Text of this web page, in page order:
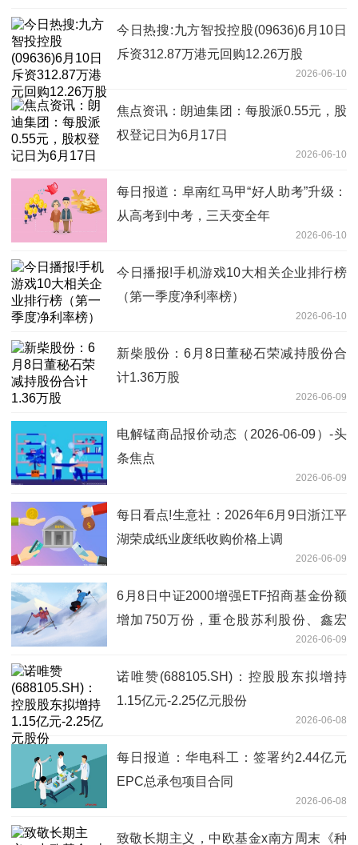
今日热搜:九方智投控股(09636)6月10日
斥资312.87万港元回购12.26万股
2026-06-10
焦点资讯：朗迪集团：每股派0.55元，股
权登记日为6月17日
2026-06-10
每日报道：阜南红马甲“好人助考”升级：
从高考到中考，三天变全年
2026-06-10
今日播报!手机游戏10大相关企业排行榜
（第一季度净利率榜）
2026-06-10
新柴股份：6月8日董秘石荣减持股份合
计1.36万股
2026-06-09
电解锰商品报价动态（2026-06-09）-头
条焦点
2026-06-09
每日看点!生意社：2026年6月9日浙江平
湖荣成纸业废纸收购价格上调
2026-06-09
6月8日中证2000增强ETF招商基金份额
增加750万份，重仓股苏利股份、鑫宏
2026-06-09
诺唯赞(688105.SH)：控股股东拟增持
1.15亿元-2.25亿元股份
2026-06-08
每日报道：华电科工：签署约2.44亿元
EPC总承包项目合同
2026-06-08
致敬长期主义，中欧基金x南方周末《种